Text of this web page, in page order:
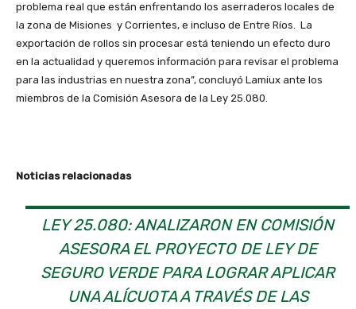
problema real que están enfrentando los aserraderos locales de
la zona de Misiones y Corrientes, e incluso de Entre Ríos. La
exportación de rollos sin procesar está teniendo un efecto duro
en la actualidad y queremos información para revisar el problema
para las industrias en nuestra zona”, concluyó Lamiux ante los
miembros de la Comisión Asesora de la Ley 25.080.
Noticias relacionadas
LEY 25.080: ANALIZARON EN COMISIÓN
ASESORA EL PROYECTO DE LEY DE
SEGURO VERDE PARA LOGRAR APLICAR
UNA ALÍCUOTA A TRAVÉS DE LAS